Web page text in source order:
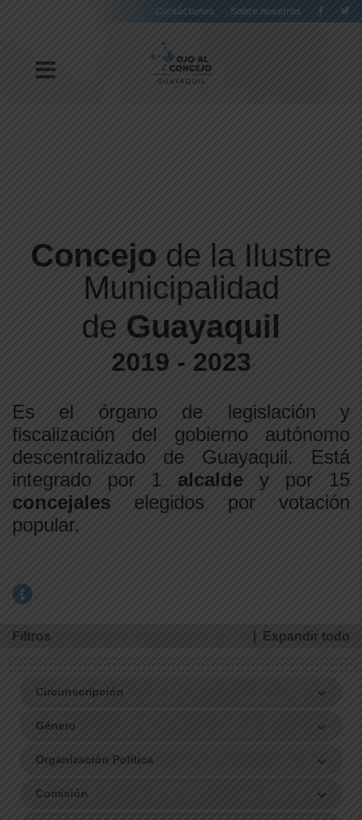
Contáctanos Sobre nosotros
Concejo de la Ilustre
Municipalidad
de Guayaquil
2019 - 2023
Es el órgano de legislación y
fiscalización del gobierno autónomo
descentralizado de Guayaquil. Está
integrado por 1 alcalde y por 15
concejales elegidos por votación
popular.
Filtros | Expandirtodo
Circunscripción
Género
Organización Política
Comisión